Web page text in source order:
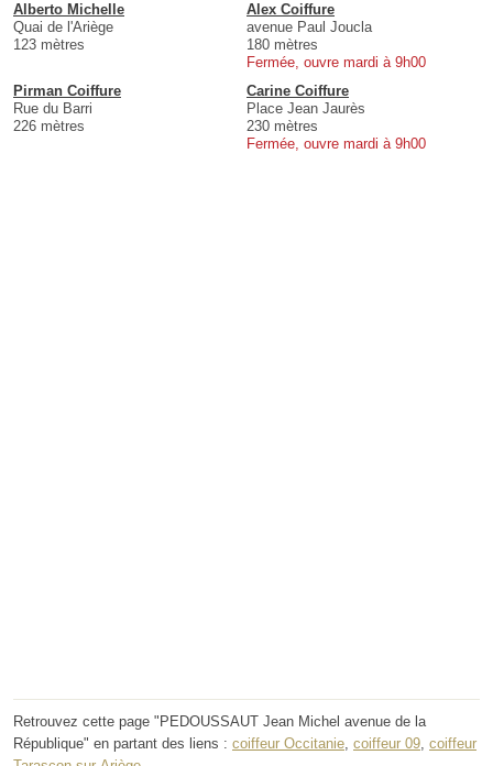
Alberto Michelle
Quai de l'Ariège
123 mètres
Alex Coiffure
avenue Paul Joucla
180 mètres
Fermée, ouvre mardi à 9h00
Pirman Coiffure
Rue du Barri
226 mètres
Carine Coiffure
Place Jean Jaurès
230 mètres
Fermée, ouvre mardi à 9h00
Retrouvez cette page "PEDOUSSAUT Jean Michel avenue de la
République" en partant des liens : coiffeur Occitanie, coiffeur 09, coiffeur